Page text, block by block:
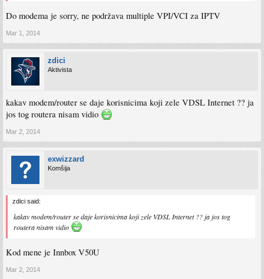
na prvi napravis pppoe konekciju bez llc-a na drugom ostavis dhcp.
mapiras na portove koje zelis
na one portove na koje si stavio 8/60 testiraj internet, na ove ostale treba da dobijes
ip adrese tipa 10.xxx.xxx.xx, ako dobijes trebalo bi da radi i iptv.
Do modema je sorry, ne podržava multiple VPI/VCI za IPTV
Mar 1, 2014
zdici
Aktivista
kakav modem/router se daje korisnicima koji zele VDSL Internet ?? ja
jos tog routera nisam vidio
Mar 2, 2014
exwizzard
Komšija
zdici said:
kakav modem/router se daje korisnicima koji zele VDSL Internet ?? ja jos tog
routera nisam vidio
Kod mene je Innbox V50U
Mar 2, 2014